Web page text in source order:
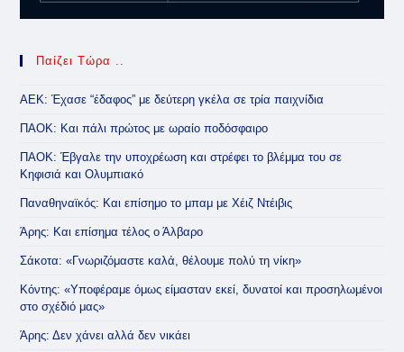
Παίζει Τώρα ..
ΑΕΚ: Έχασε “έδαφος” με δεύτερη γκέλα σε τρία παιχνίδια
ΠΑΟΚ: Και πάλι πρώτος με ωραίο ποδόσφαιρο
ΠΑΟΚ: Έβγαλε την υποχρέωση και στρέφει το βλέμμα του σε
Κηφισιά και Ολυμπιακό
Παναθηναϊκός: Και επίσημο το μπαμ με Χέιζ Ντέιβις
Άρης: Και επίσημα τέλος ο Άλβαρο
Σάκοτα: «Γνωριζόμαστε καλά, θέλουμε πολύ τη νίκη»
Κόντης: «Υποφέραμε όμως είμασταν εκεί, δυνατοί και προσηλωμένοι
στο σχέδιό μας»
Άρης: Δεν χάνει αλλά δεν νικάει